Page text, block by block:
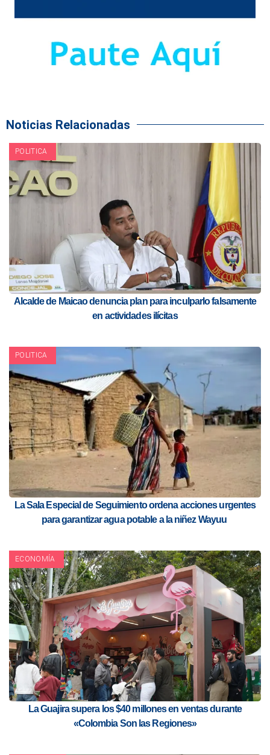
Noticias Relacionadas
POLITICA
Alcalde de Maicao denuncia plan para inculparlo falsamente
en actividades ilícitas
POLITICA
La Sala Especial de Seguimiento ordena acciones urgentes
para garantizar agua potable a la niñez Wayuu
ECONOMÍA
La Guajira supera los $40 millones en ventas durante
«Colombia Son las Regiones»